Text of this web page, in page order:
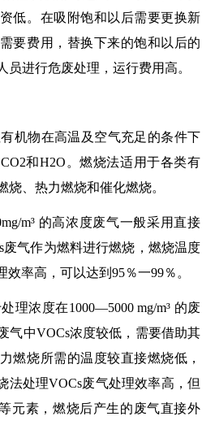
低。在吸附饱和以后需要更换新
要费用，替换下来的饱和以后的
员进行危废处理，运行费用高。
机物在高温及空气充足的条件下
和H2O。燃烧法适用于各类有
烧、热力燃烧和催化燃烧。
m³ 的高浓度废气一般采用直接
气作为燃料进行燃烧，燃烧温度
率高，可以达到95％一99％。
理浓度在1000—5000 mg/m³ 的废
气中VOCs浓度较低，需要借助其
燃烧所需的温度较直接燃烧低，
处理VOCs废气处理效率高，但
元素，燃烧后产生的废气直接外